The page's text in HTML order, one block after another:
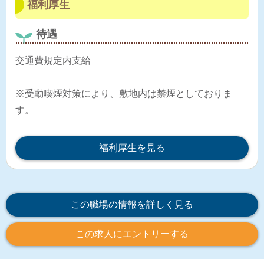
福利厚生
待遇
交通費規定内支給
※受動喫煙対策により、敷地内は禁煙としておりま
す。
福利厚生を見る
この職場の情報を詳しく見る
この求人にエントリーする